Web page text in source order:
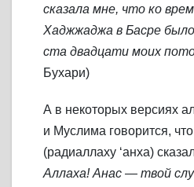
сказала мне, что ко
Хаджжаджа в Басре
ста двадцати моих
Бухари)
А в некоторых версиях
и Муслима говорится,
(радиаллаху ‘анха)
Аллаха! Анас — твой